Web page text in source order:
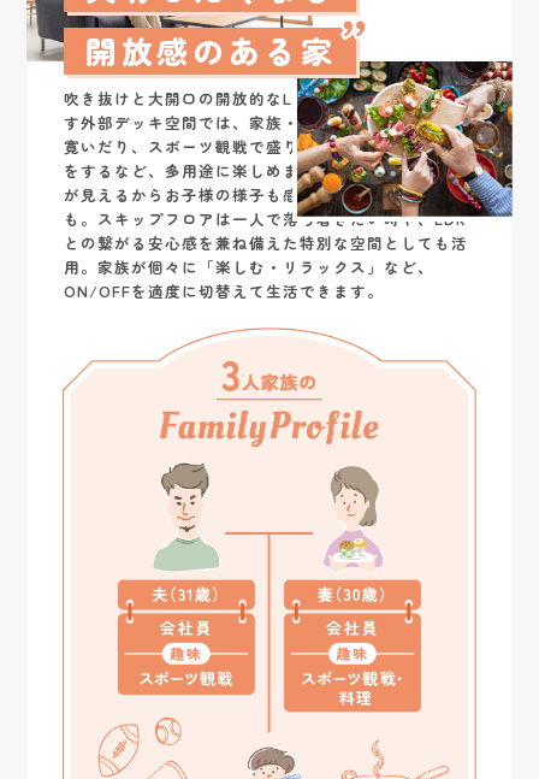
開放感のある家
吹き抜けと大開口の開放的なLDK。さらに開放感が増
す外部デッキ空間では、家族・友人が自然と集まって
寛いだり、スポーツ観戦で盛り上がったり、パーティ
をするなど、多用途に楽しめます。キッチンから全体
が見えるからお子様の様子も感じられ、安心して料理
も。スキップフロアは一人で落ち着きたい時や、LDK
との繋がる安心感を兼ね備えた特別な空間としても活
用。家族が個々に「楽しむ・リラックス」など、
ON/OFFを適度に切替えて生活できます。